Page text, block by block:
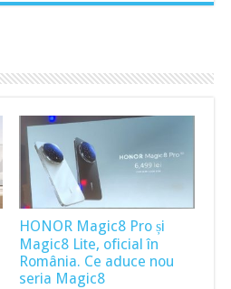
HONOR Magic8 Pro și
Magic8 Lite, oficial în
România. Ce aduce nou
seria Magic8